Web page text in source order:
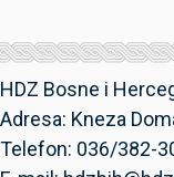
HDZ Bosne i
Adresa: Kneza
Telefon: 036/382-